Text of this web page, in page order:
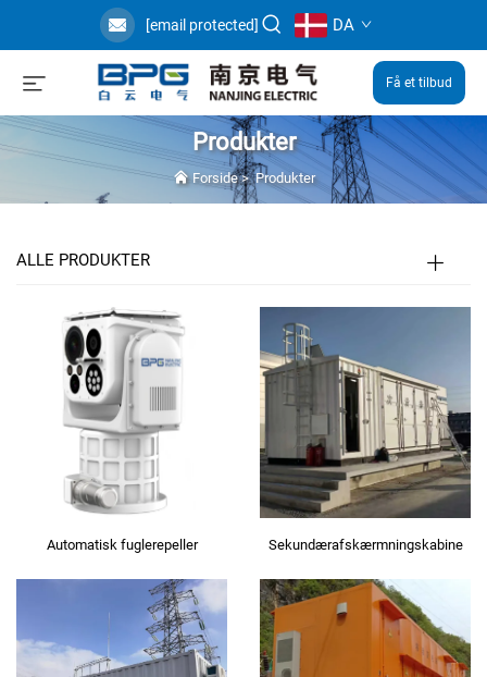
[email protected] DA
Få et tilbud
Produkter
Forside>Produkter
ALLE PRODUKTER
Automatisk fuglerepeller Sekundærafskærmningskabine